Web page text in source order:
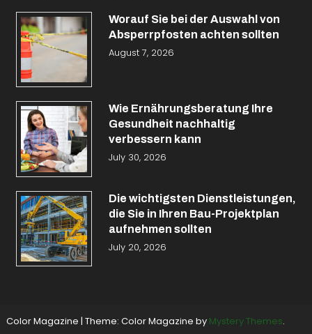
Worauf Sie bei der Auswahl von
Absperrpfosten achten sollten
August 7, 2026
Wie Ernährungsberatung Ihre
Gesundheit nachhaltig
verbessern kann
July 30, 2026
Die wichtigsten Dienstleistungen,
die Sie in Ihren Bau-Projektplan
aufnehmen sollten
July 20, 2026
Color Magazine | Theme: Color Magazine by Mystery Themes.